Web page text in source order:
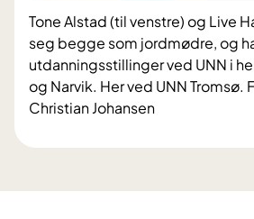
Tone Alstad (til venstre) og Live
seg begge som jordmødre, og
utdanningsstillinger ved UNN i
og Narvik. Her ved UNN Tromsø.
Christian Johansen